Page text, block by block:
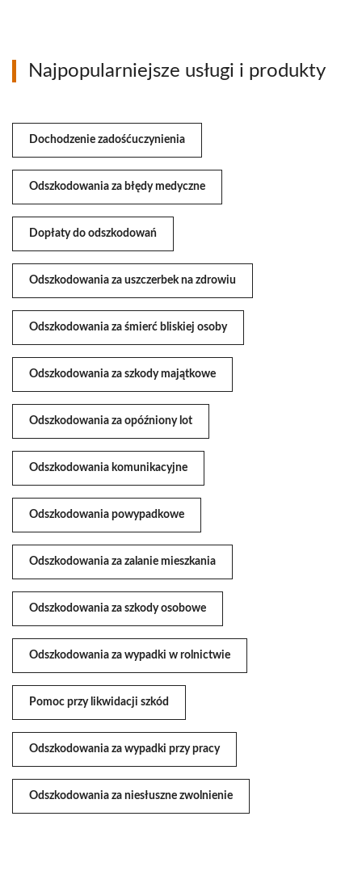
Najpopularniejsze usługi i produkty
Dochodzenie zadośćuczynienia
Odszkodowania za błędy medyczne
Dopłaty do odszkodowań
Odszkodowania za uszczerbek na zdrowiu
Odszkodowania za śmierć bliskiej osoby
Odszkodowania za szkody majątkowe
Odszkodowania za opóźniony lot
Odszkodowania komunikacyjne
Odszkodowania powypadkowe
Odszkodowania za zalanie mieszkania
Odszkodowania za szkody osobowe
Odszkodowania za wypadki w rolnictwie
Pomoc przy likwidacji szkód
Odszkodowania za wypadki przy pracy
Odszkodowania za niesłuszne zwolnienie